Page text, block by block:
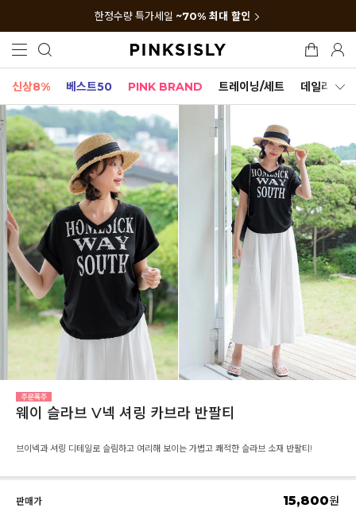
한정수량 특가세일 ~70% 최대 할인
신상8% 베스트50 PINK BRAND 트레이닝/세트 데일리세트
웨이 슬라브 V넥 셔링 카브라 반팔티
브이넥과 셔링 디테일로 슬림하고 여리해 보이는 가볍고 쾌적한 슬라브 소재 반팔티!
판매가 15,800원